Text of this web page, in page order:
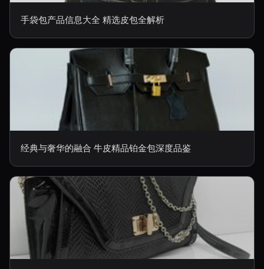
手袋包产品信息大全 精选皮包全解析
经典与奢华的融合 牛皮精品铂金包深度品鉴